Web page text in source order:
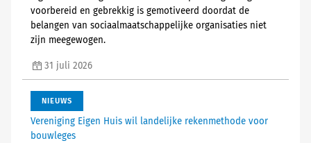
voorbereid en gebrekkig is gemotiveerd doordat de
belangen van sociaalmaatschappelijke organisaties niet
zijn meegewogen.
31 juli 2026
NIEUWS
Vereniging Eigen Huis wil landelijke rekenmethode voor
bouwleges